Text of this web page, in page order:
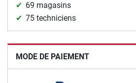
69 magasins
75 techniciens
MODE DE PAIEMENT